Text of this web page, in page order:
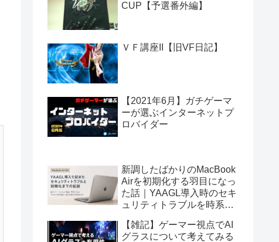
CUP【予選番外編】
ＶＦ講座II【旧VF日記】
【2021年6月】ガチゲーマ
ーが選ぶインターネットプ
ロバイダー
新調したばかりのMacBook
Airを初期化する羽目になっ
た話｜YAAGL導入時のセキ
ュリティトラブルを時系列
【雑記】ゲーマー視点でAI
グラスについて考えてみる